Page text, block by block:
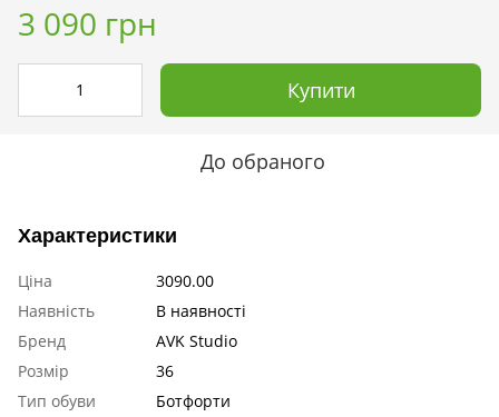
3 090 грн
Купити
До обраного
Характеристики
Ціна
3090.00
Наявність
В наявності
Бренд
AVK Studio
Розмір
36
Тип обуви
Ботфорти